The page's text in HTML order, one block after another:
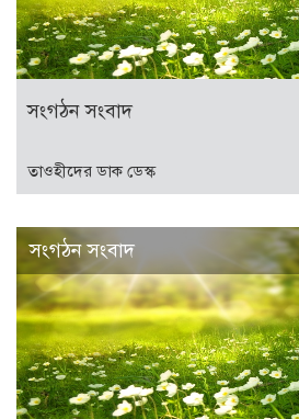
সংগঠন সংবাদ
তাওহীদের ডাক ডেস্ক
সংগঠন সংবাদ